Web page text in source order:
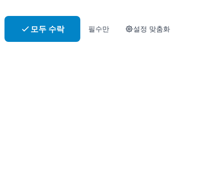
모두 수락 필수만 설정 맞춤화